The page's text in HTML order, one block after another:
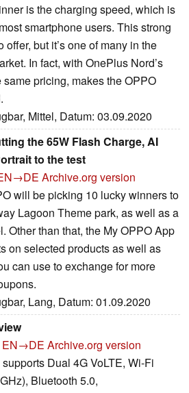
is the charging speed, which is
smartphone users. This strong
but it’s one of many in the
In fact, with OnePlus Nord’s
pricing, makes the OPPO
Mittel, Datum: 03.09.2020
the 65W Flash Charge, AI
to the test
Archive.org version
will be picking 10 lucky winners to
Lagoon Theme park, as well as a
Other than that, the My OPPO App
on selected products as well as
can use to exchange for more
Lang, Datum: 01.09.2020
EN→DE Archive.org version
Dual 4G VoLTE, Wi-Fi
Bluetooth 5.0,